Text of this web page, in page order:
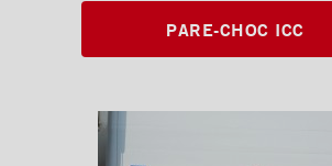
inoxydable FRIOPARE-CHOC ICC